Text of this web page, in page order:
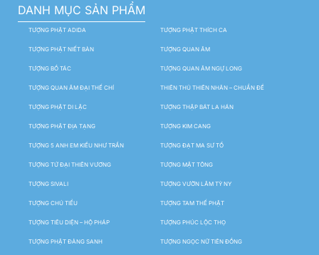
DANH MỤC SẢN PHẨM
TƯỢNG PHẬT ADIDA TƯỢNG PHẬT THÍCH CA
TƯỢNG PHẬT NIẾT BÀN TƯỢNG QUAN ÂM
TƯỢNG BỒ TÁC TƯỢNG QUAN ÂM NGỰ LONG
TƯỢNG QUAN ÂM ĐẠI THẾ CHÍ THIÊN THỦ THIÊN NHÃN – CHUẨN ĐỀ
TƯỢNG PHẬT DI LẶC TƯỢNG THẬP BÁT LA HÁN
TƯỢNG PHẬT ĐỊA TẠNG TƯỢNG KIM CANG
TƯỢNG 5 ANH EM KIỀU NHƯ TRẦN TƯỢNG ĐẠT MA SƯ TỔ
TƯỢNG TỨ ĐẠI THIÊN VƯƠNG TƯỢNG MẬT TÔNG
TƯỢNG SIVALI TƯỢNG VƯỜN LÂM TỲ NY
TƯỢNG CHÚ TIỂU TƯỢNG TAM THẾ PHẬT
TƯỢNG TIÊU DIỆN – HỘ PHÁP TƯỢNG PHÚC LỘC THỌ
TƯỢNG PHẬT ĐẢNG SANH TƯỢNG NGỌC NỮ TIÊN ĐỒNG